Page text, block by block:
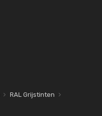
RAL Grijstinten